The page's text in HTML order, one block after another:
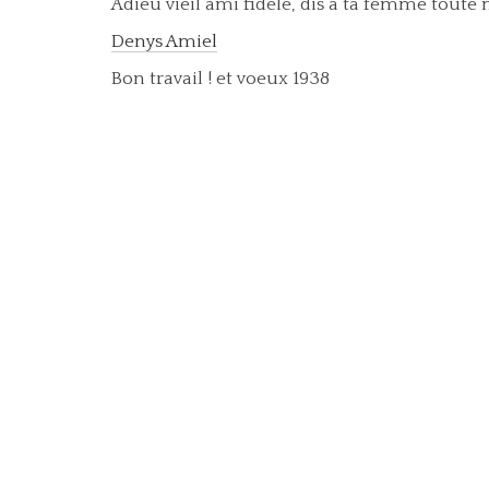
Adieu vieil ami fidèle, dis à ta femme toute
Denys Amiel
Bon travail ! et voeux 1938